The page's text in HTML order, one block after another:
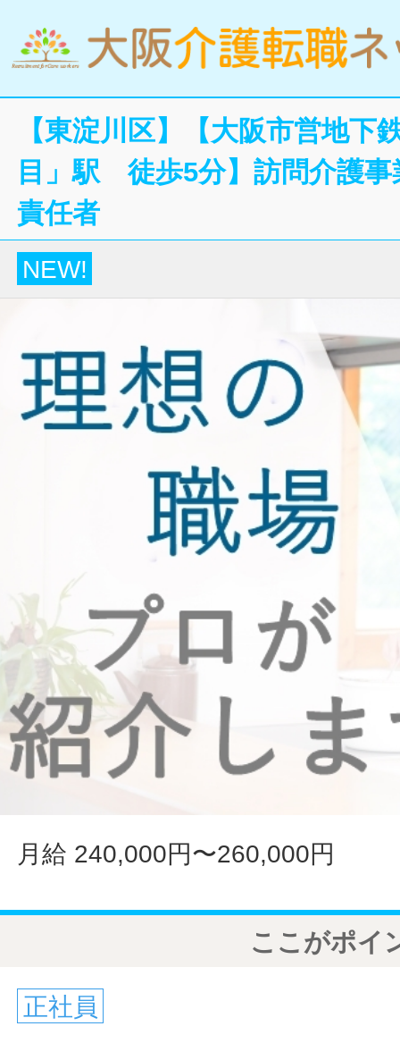
【東淀川区】【大阪市営地下
目」駅 徒歩5分】訪問介護
責任者
NEW!
月給 240,000円〜260,000円
ここがポイ
正社員